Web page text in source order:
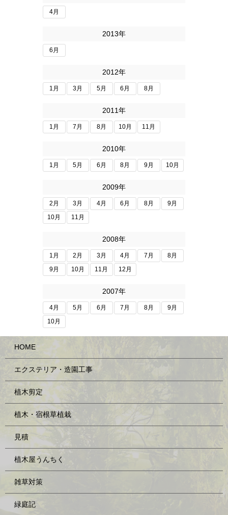
4月
2013年
6月
2012年
1月 3月 5月 6月 8月
2011年
1月 7月 8月 10月 11月
2010年
1月 5月 6月 8月 9月 10月
2009年
2月 3月 4月 6月 8月
9月
10月
11月
2008年
1月 2月 3月 4月 7月
8月
9月
10月 11月 12月
2007年
4月 5月 6月 7月 8月
9月
10月
HOME
エクステリア・造園工事
植木剪定
植木・宿根草植栽
見積
植木屋うんちく
雑草対策
緑庭記